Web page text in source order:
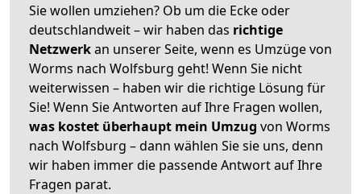
Sie wollen umziehen? Ob um die Ecke oder
deutschlandweit – wir haben das richtige
Netzwerkan unserer Seite, wenn es Umzüge von
Worms nach Wolfsburg geht! Wenn Sie nicht
weiterwissen – haben wir die richtige Lösung für
Sie! Wenn Sie Antworten auf Ihre Fragen wollen,
was kostet überhaupt mein Umzug von Worms
nach Wolfsburg – dann wählen Sie sie uns, denn
wir haben immer die passende Antwort auf Ihre
Fragen parat.